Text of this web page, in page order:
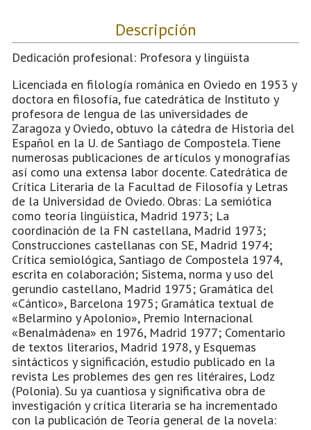
Descripción
Dedicación profesional: Profesora y lingüista
Licenciada en filología románica en Oviedo en 1953 y
doctora en filosofía, fue catedrática de Instituto y
profesora de lengua de las universidades de
Zaragoza y Oviedo, obtuvo la cátedra de Historia del
Español en la U. de Santiago de Compostela. Tiene
numerosas publicaciones de artículos y monografías
así como una extensa labor docente. Catedrática de
Crítica Literaria de la Facultad de Filosofía y Letras
de la Universidad de Oviedo. Obras: La semiótica
como teoría lingüística, Madrid 1973; La
coordinación de la FN castellana, Madrid 1973;
Construcciones castellanas con SE, Madrid 1974;
Crítica semiológica, Santiago de Compostela 1974,
escrita en colaboración; Sistema, norma y uso del
gerundio castellano, Madrid 1975; Gramática del
«Cántico», Barcelona 1975; Gramática textual de
«Belarmino y Apolonio», Premio Internacional
«Benalmádena» en 1976, Madrid 1977; Comentario
de textos literarios, Madrid 1978, y Esquemas
sintácticos y significación, estudio publicado en la
revista Les problemes des gen res litéraires, Lodz
(Polonia). Su ya cuantiosa y significativa obra de
investigación y crítica literaria se ha incrementado
con la publicación de Teoría general de la novela: